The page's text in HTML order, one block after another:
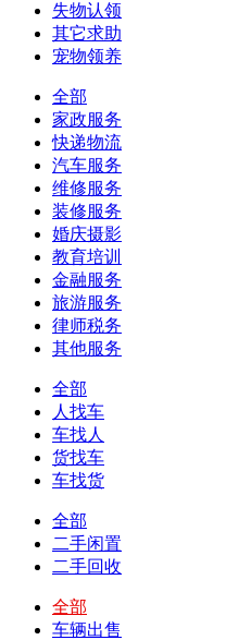
失物认领
其它求助
宠物领养
全部
家政服务
快递物流
汽车服务
维修服务
装修服务
婚庆摄影
教育培训
金融服务
旅游服务
律师税务
其他服务
全部
人找车
车找人
货找车
车找货
全部
二手闲置
二手回收
全部
车辆出售